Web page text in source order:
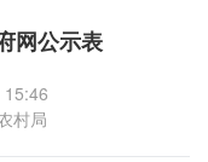
网公示表
村局